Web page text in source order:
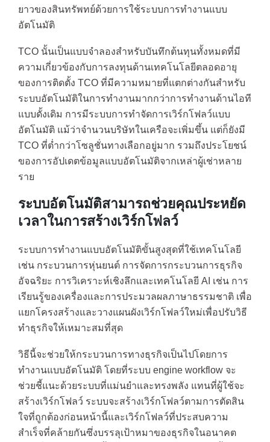
ยาวของสินทรัพทย์ด้วยการใช้ระบบการทำงานแบบ
อัตโนมัติ
TCO นั้นเป็นแบบจำลองสำหรับบันทึกต้นทุนทั้งหมดที่มี
ความเกี่ยวข้องกับการลงทุนด้านเทคโนโลยีตลอดอายุ
ของการติดตั้ง TCO ที่มีความหมายที่แตกต่างกันสำหรับ
ระบบอัตโนมัติในการทำงานมากกว่าการทำงานด้านไอที
แบบดั้งเดิม การมีระบบการทำจัดการเวิร์กโฟลว์แบบ
อัตโนมัติ แม้ว่าจำนวนบริษัทในเครือจะเพิ่มขึ้น แต่ก็ยังมี
TCO ที่ต่ำกว่าโซลูชั่นทางเลือกอยู่มาก รวมถึงประโยชน์
ของการอัปเดตข้อมูลแบบอัตโนมัติจากเหล่าผู้เช่าหลาย
ราย
ระบบอัตโนมัติสามารถช่วยคุณประหยัด
เวลาในการสร้างเวิร์กโฟลว์
ระบบการทำงานแบบอัตโนมัติขั้นสูงสุดที่ใช้เทคโนโลยี
เช่น กระบวนการหุ่นยนต์ การจัดการกระบวนการธุรกิจ
อัจฉริยะ การวิเคราะห์เชิงลึกและเทคโนโลยี AI เช่น การ
เรียนรู้ของเครื่องและการประมวลผลภาษาธรรมชาติ เพื่อ
แยกโครงสร้างและวางแผนผังเวิร์กโฟลว์ใหม่เพื่อปรับวิธี
ทำธุรกิจให้เหมาะสมที่สุด
วิธีนี้จะช่วยให้กระบวนการทางธุรกิจเป็นไปโดยการ
ทำงานแบบอัตโนมัติ โดยที่ระบบ engine workflow จะ
ช่วยชี้แนะด้วยระบบที่แม่นยำและทรงพลัง แทนที่ผู้ใช้จะ
สร้างเวิร์กโฟลว์ ระบบจะสร้างเวิร์กโฟลว์ตามการตัดสิน
ใจที่ถูกต้องก่อนหน้านี้และเวิร์กโฟลว์ที่ประสบความ
สำเร็จที่คล้ายกันซึ่งบรรลุเป้าหมาของธุรกิจในอนาคต